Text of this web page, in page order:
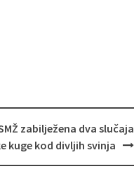
zabilježena dva slučaja
kuge kod divljih svinja